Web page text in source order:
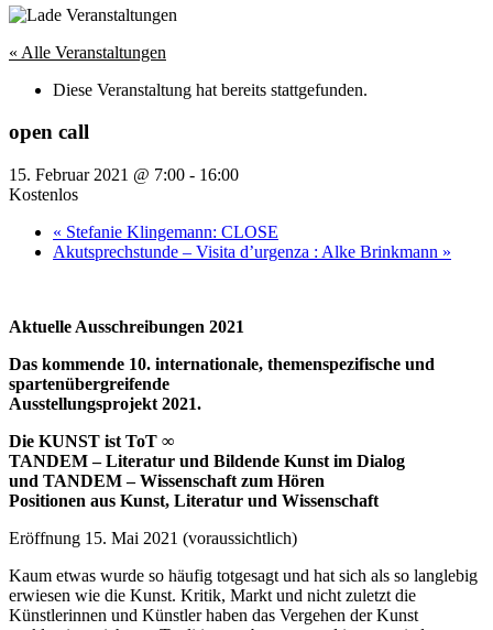
« Alle Veranstaltungen
Diese Veranstaltung hat bereits stattgefunden.
open call
15. Februar 2021 @ 7:00 - 16:00
Kostenlos
« Stefanie Klingemann: CLOSE
Akutsprechstunde – Visita d’urgenza : Alke Brinkmann »
Aktuelle Ausschreibungen 2021
Das kommende 10. internationale, themenspezifische und
spartenübergreifende
Ausstellungsprojekt 2021.
Die KUNST ist ToT ∞
TANDEM – Literatur und Bildende Kunst im Dialog
und TANDEM – Wissenschaft zum Hören
Positionen aus Kunst, Literatur und Wissenschaft
Eröffnung 15. Mai 2021 (voraussichtlich)
Kaum etwas wurde so häufig totgesagt und hat sich als so langlebig
erwiesen wie die Kunst. Kritik, Markt und nicht zuletzt die
Künstlerinnen und Künstler haben das Vergehen der Kunst